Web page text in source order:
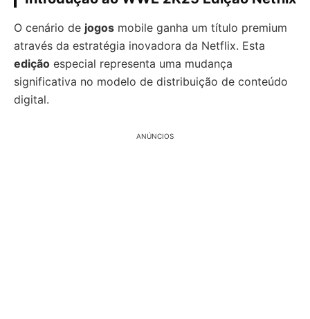
O cenário de jogos mobile ganha um título premium
através da estratégia inovadora da Netflix. Esta
edição especial representa uma mudança
significativa no modelo de distribuição de conteúdo
digital.
ANÚNCIOS